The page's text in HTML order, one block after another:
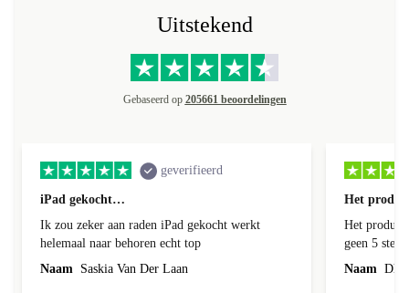
Uitstekend
Gebaseerd op 205661 beoordelingen
geverifieerd
iPad gekocht…
Ik zou zeker aan raden iPad gekocht werkt
helemaal naar behoren echt top
Naam Saskia Van Der Laan
Het
Het product
geen 5 sterren geef is de onduidelijke
Naam Dhr.